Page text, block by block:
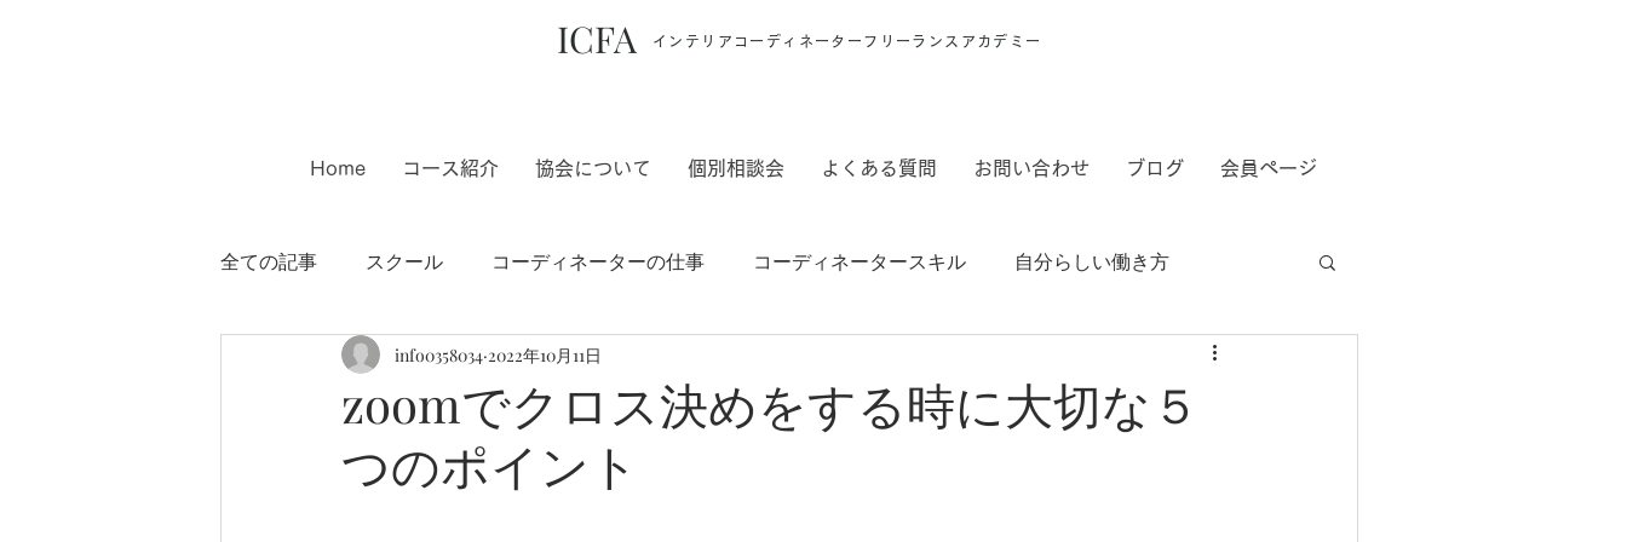
ICFA インテリアコーディネーターフリーランスアカデミー
Home コース紹介 協会について 個別相談会 よくある質問 お問い合わせ ブログ 会員ページ
全ての記事 スクール コーディネーターの仕事 コーディネータースキル 自分らしい働き方
インテリアコーディネーター ご案内
zoomでクロス決めをする時に大切な５
つのポイント
info0358034 2022年10月11日